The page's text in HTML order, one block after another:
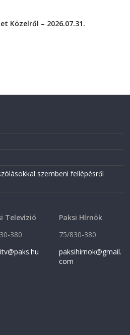
Közelről – 2026.07.31.
szembeni fellépésről
Televízió
380
Paksi Hírnök
75/830-380
paksihirnok@gmail.
com